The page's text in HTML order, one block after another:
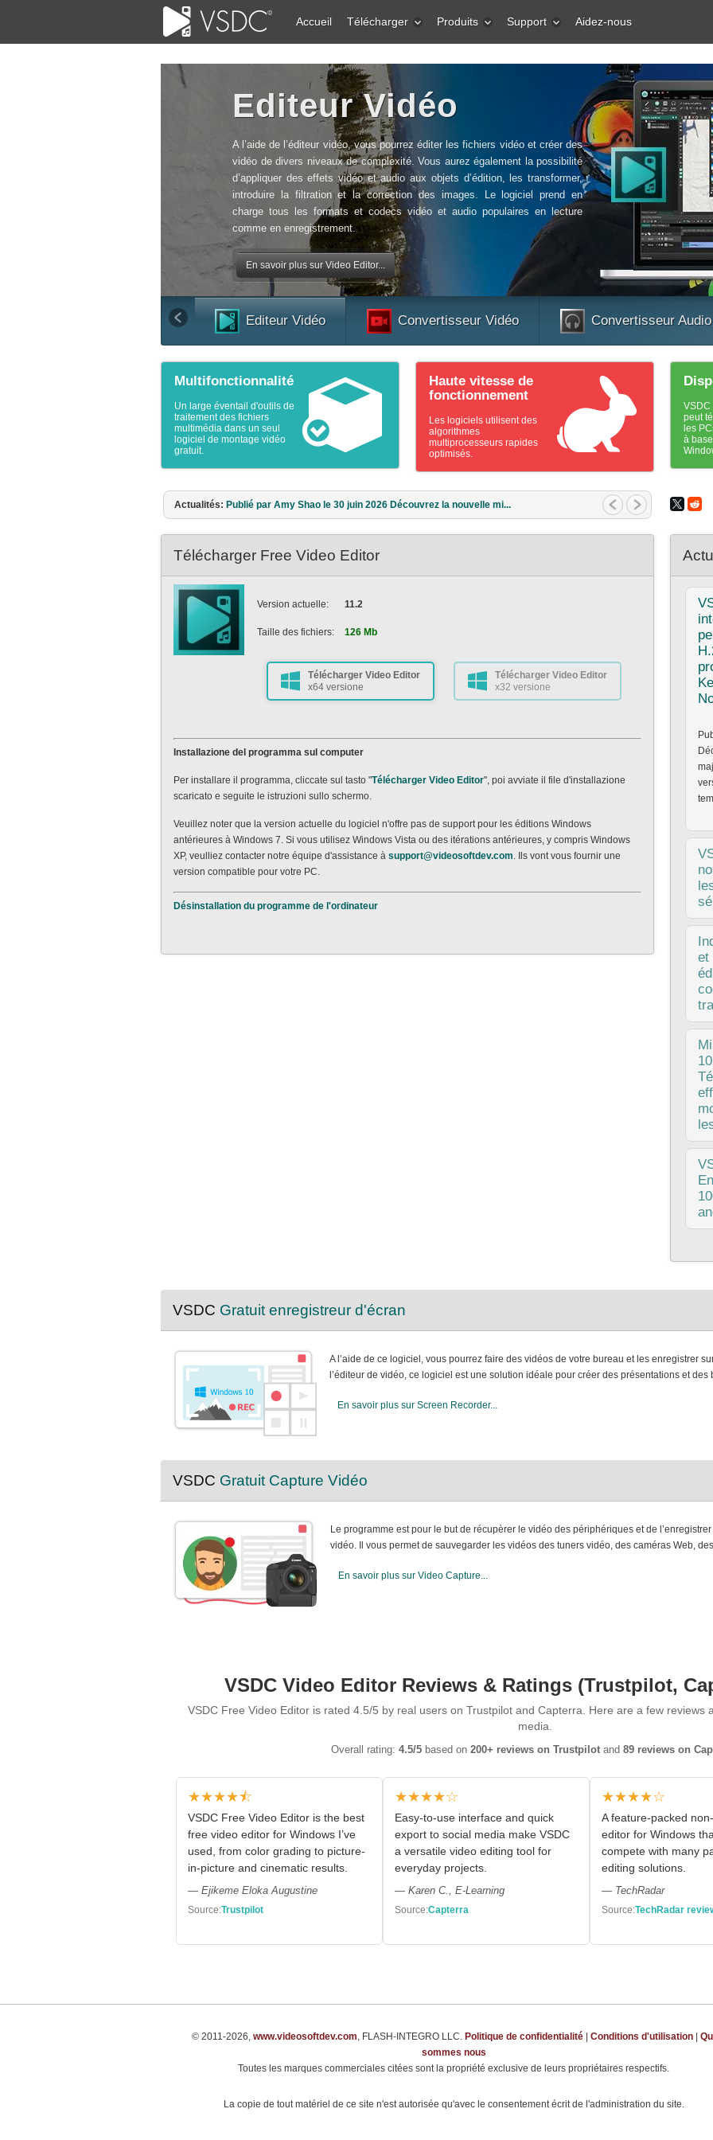
Accueil Télécharger Produits Support Aidez-nous
Editeur Vidéo
A l’aide de l’éditeur vidéo, vous pourrez éditer les fichiers vidéo et créer des
vidéo de divers niveaux de complexité. Vous aurez également la possibilité
d’appliquer des effets vidéo et audio aux objets d’édition, les transformer,
introduire la filtration et la correction des images. Le logiciel prend en
charge tous les formats et codecs vidéo et audio populaires en lecture
comme en enregistrement.
En savoir plus sur Video Editor...
Editeur Vidéo Convertisseur Vidéo Convertisseur Audio
Multifonctionnalité
Un large éventail d'outils de
traitement des fichiers
multimédia dans un seul
logiciel de montage vidéo
gratuit.
Haute vitesse de
fonctionnement
Les logiciels utilisent des
algorithmes
multiprocesseurs rapides
optimisés.
VSDC
peut
les
à
Actualités: Publié par Amy Shao le 11 mars 2026 Quel est le meilleur cadea...
Télécharger Free Video Editor
Version actuelle:
Taille des fichiers:
11.2
126 Mb
Télécharger Video Editor
x64 versione
Télécharger Video Editor
x32 versione
Installazione del programma sul computer
Per installare il programma, cliccate sul tasto "Télécharger Video Editor", poi avviate il file d'installazione
scaricato e seguite le istruzioni sullo schermo.
Veuillez noter que la version actuelle du logiciel n'offre pas de support pour les éditions Windows
antérieures à Windows 7. Si vous utilisez Windows Vista ou des itérations antérieures, y compris Windows
XP, veulliez contacter notre équipe d'assistance à support@videosoftdev.com. Ils vont vous fournir une
version compatible pour votre PC.
Désinstallation du programme de l'ordinateur
et
la
est
et
VSDC Gratuit enregistreur d'écran
A l’aide de ce logiciel, vous pourrez faire des vidéos de votre bureau et les enregistrer
l’éditeur de vidéo, ce logiciel est une solution idéale pour créer des présentations et des
En savoir plus sur Screen Recorder...
VSDC Gratuit Capture Vidéo
Le programme est pour le but de récupèrer le vidéo des périphériques et de
vidéo. Il vous permet de sauvegarder les vidéos des tuners vidéo, des caméras Web,
En savoir plus sur Video Capture...
VSDC Video Editor Reviews & Ratings (Trustpilot,
VSDC Free Video Editor is rated 4.5/5 by real users on Trustpilot and Capterra. Here are a few reviews
media.
Overall rating: 4.5/5 based on 200+ reviews on Trustpilot and 89 reviews on
★★★★⯪
VSDC Free Video Editor is the best
free video editor for Windows I’ve
used, from color grading to picture-
in-picture and cinematic results.
— Ejikeme Eloka Augustine
Source:Trustpilot
★★★★☆
Easy-to-use interface and quick
export to social media make VSDC
a versatile video editing tool for
everyday projects.
— Karen C., E-Learning
Source:Capterra
★★★★☆
A feature-packed
editor for Windows
compete with many
editing solutions.
— TechRadar
Source:TechRadar
© 2011-2026, www.videosoftdev.com, FLASH-INTEGRO LLC. Politique de confidentialité Conditions d'utilisation
sommes nous
Toutes les marques commerciales citées sont la propriété exclusive de leurs propriétaires respectifs.
La copie de tout matériel de ce site n'est autorisée qu'avec le consentement écrit de l'administration du site.